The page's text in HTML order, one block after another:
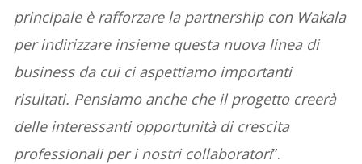
principale è rafforzare la partnership con Wakala
per indirizzare insieme questa nuova linea di
business da cui ci aspettiamo importanti
risultati. Pensiamo anche che il progetto creerà
delle interessanti opportunità di crescita
professionali per i nostri collaboratori”.